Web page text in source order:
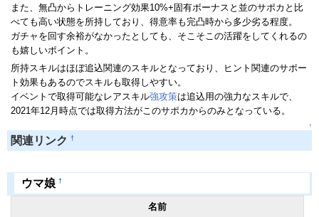
また、無凸からトレーニング効果10%+固有ボーナスと並のサポカと比
べても高い状態を所持しており、得意率も完凸時から多少劣る程度。
ガチャを回す余裕がなかったとしても、そこそこの活躍をしてくれるの
も嬉しいポイント。
所持スキルはほぼ追込関連のスキルとなっており、ヒント関連のサポー
ト効果もあるのでスキルも取得しやすい。
イベントで取得可能なレアスキル強攻策は追込用の強力なスキルで、
2021年12月時点では取得方法がこのサポカからのみとなっている。
↑
関連リンク †
ウマ娘 †
名前